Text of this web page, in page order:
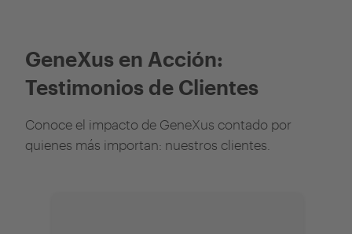
GeneXus en Acción:
Testimonios de Clientes
Conoce el impacto de GeneXus contado por
quienes más importan: nuestros clientes.